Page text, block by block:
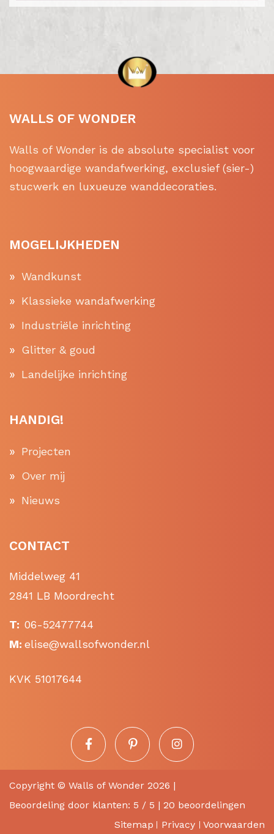
WALLS OF WONDER
Walls of Wonder is de absolute specialist voor
hoogwaardige wandafwerking, exclusief (sier-)
stucwerk en luxueuze wanddecoraties.
MOGELIJKHEDEN
Wandkunst
Klassieke wandafwerking
Industriële inrichting
Glitter & goud
Landelijke inrichting
HANDIG!
Projecten
Over mij
Nieuws
CONTACT
Middelweg 41
2841 LB Moordrecht
T: 06-52477744
M: elise@wallsofwonder.nl
KVK 51017644
Copyright © Walls of Wonder 2026 |
Beoordeling door klanten: 5 / 5 | 20 beoordelingen
Sitemap
Privacy Voorwaarden